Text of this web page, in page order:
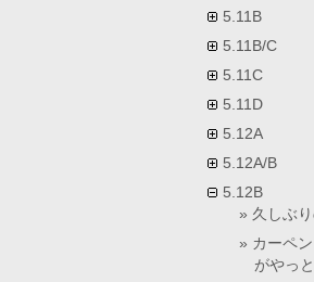
5.11B
5.11B/C
5.11C
5.11D
5.12A
5.12A/B
5.12B
久しぶ
カーペ
がやっ